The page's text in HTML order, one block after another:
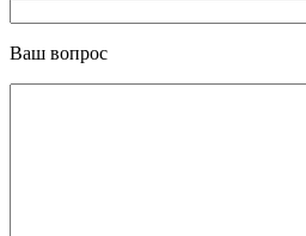
Ваш вопрос